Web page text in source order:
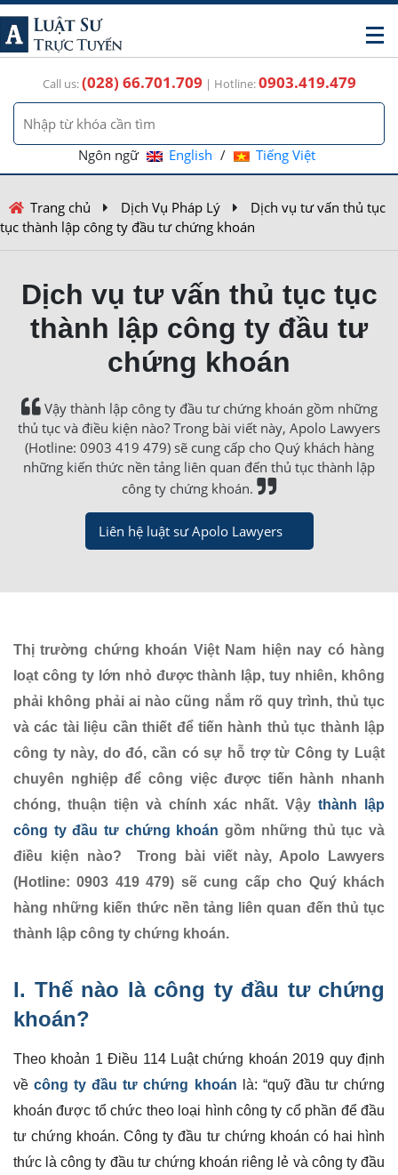
Call us:(028) 66.701.709 | Hotline:0903.419.479
Ngôn ngữ English / Tiếng Việt
Trang chủ Dịch Vụ Pháp Lý
Dịch vụ tư vấn thủ tục
tục thành lập công ty đầu tư chứng khoán
Dịch vụ tư vấn thủ tục tục
thành lập công ty đầu tư
chứng khoán
Vậy thành lập công ty đầu tư chứng khoán gồm những
thủ tục và điều kiện nào? Trong bài viết này, Apolo Lawyers
(Hotline: 0903 419 479) sẽ cung cấp cho Quý khách hàng
những kiến thức nền tảng liên quan đến thủ tục thành lập
công ty chứng khoán.
Liên hệ luật sư Apolo Lawyers
Thị trường chứng khoán Việt Nam hiện nay có hàng
loạt công ty lớn nhỏ được thành lập, tuy nhiên, không
phải không phải ai nào cũng nắm rõ quy trình, thủ tục
và các tài liệu cần thiết để tiến hành thủ tục thành lập
công ty này, do đó, cần có sự hỗ trợ từ Công ty Luật
chuyên nghiệp để công việc được tiến hành nhanh
chóng, thuận tiện và chính xác nhất. Vậythành lập
công ty đầu tư chứng khoán gồm những thủ tục và
điều kiện nào? Trong bài viết này, Apolo Lawyers
(Hotline: 0903 419 479) sẽ cung cấp cho Quý khách
hàng những kiến thức nền tảng liên quan đến thủ tục
thành lập công ty chứng khoán.
I. Thế nào là công ty đầu tư chứng
khoán?
Theo khoản 1 Điều 114 Luật chứng khoán 2019 quy định
vềcông ty đầu tư chứng khoán
là: “quỹ đầu tư chứng
khoán được tổ chức theo loại hình công ty cổ phần để đầu
tư chứng khoán. Công ty đầu tư chứng khoán có hai hình
thức là công ty đầu tư chứng khoán riêng lẻ và công ty đầu